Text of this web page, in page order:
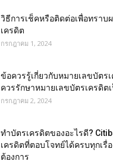
วิธีการเช็คหรือติดต่อเพื่อทราบ
เครดิต
กรกฎาคม 1, 2024
ข้อควรรู้เกี่ยวกับหมายเลขบัตร
ควรรักษาหมายเลขบัตรเครดิต
กรกฎาคม 2, 2024
ทำบัตรเครดิตของอะไรดี?
เครดิตที่ตอบโจทย์ได้ครบทุกเรื่
ต้องการ